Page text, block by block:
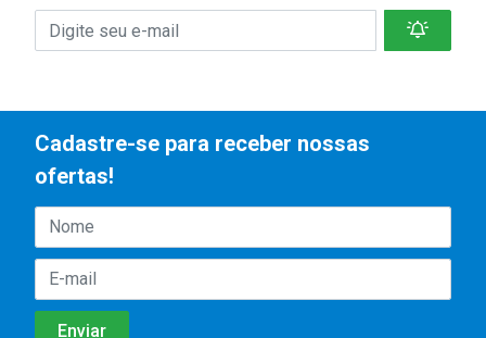
Cadastre-se para receber nossas
ofertas!